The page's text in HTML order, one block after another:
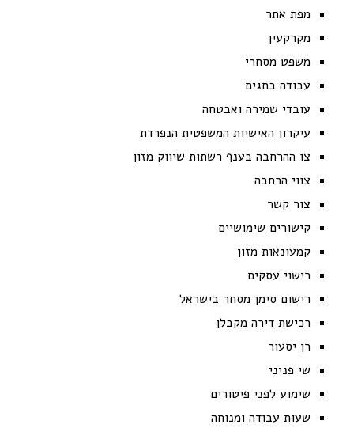
מפת אתר
מקרקעין
משפט מסחרי
עבודה בחגים
עובדי שמירה ואבטחה
עיקרון האישיות המשפטית הנפרדת
צו ההרחבה בענף רשתות שיווק מזון
צווי הרחבה
צור קשר
קישורים שימושיים
קמעונאות מזון
רישוי עסקים
רישום סימן מסחר בישראל
רכישת דירה מקבלן
רן יסעור
שי פניני
שימוע לפני פיטורים
שעות עבודה ומנוחה